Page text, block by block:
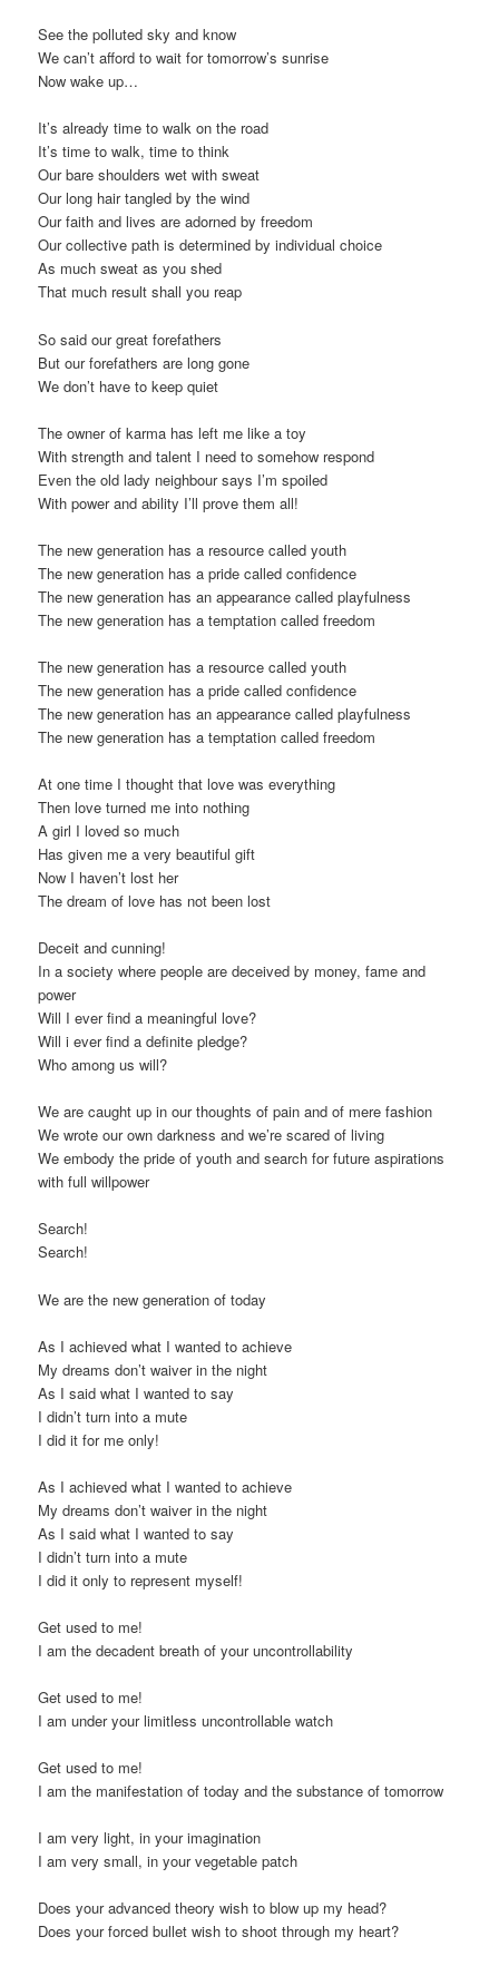
See the polluted sky and know
We can’t afford to wait for tomorrow’s sunrise
Now wake up…
It’s already time to walk on the road
It’s time to walk, time to think
Our bare shoulders wet with sweat
Our long hair tangled by the wind
Our faith and lives are adorned by freedom
Our collective path is determined by individual choice
As much sweat as you shed
That much result shall you reap
So said our great forefathers
But our forefathers are long gone
We don’t have to keep quiet
The owner of karma has left me like a toy
With strength and talent I need to somehow respond
Even the old lady neighbour says I’m spoiled
With power and ability I’ll prove them all!
The new generation has a resource called youth
The new generation has a pride called confidence
The new generation has an appearance called playfulness
The new generation has a temptation called freedom
The new generation has a resource called youth
The new generation has a pride called confidence
The new generation has an appearance called playfulness
The new generation has a temptation called freedom
At one time I thought that love was everything
Then love turned me into nothing
A girl I loved so much
Has given me a very beautiful gift
Now I haven’t lost her
The dream of love has not been lost
Deceit and cunning!
In a society where people are deceived by money, fame and
power
Will I ever find a meaningful love?
Will i ever find a definite pledge?
Who among us will?
We are caught up in our thoughts of pain and of mere fashion
We wrote our own darkness and we’re scared of living
We embody the pride of youth and search for future aspirations
with full willpower
Search!
Search!
We are the new generation of today
As I achieved what I wanted to achieve
My dreams don’t waiver in the night
As I said what I wanted to say
I didn’t turn into a mute
I did it for me only!
As I achieved what I wanted to achieve
My dreams don’t waiver in the night
As I said what I wanted to say
I didn’t turn into a mute
I did it only to represent myself!
Get used to me!
I am the decadent breath of your uncontrollability
Get used to me!
I am under your limitless uncontrollable watch
Get used to me!
I am the manifestation of today and the substance of tomorrow
I am very light, in your imagination
I am very small, in your vegetable patch
Does your advanced theory wish to blow up my head?
Does your forced bullet wish to shoot through my heart?